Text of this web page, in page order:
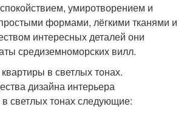
умиротворением и
формами, лёгкими тканями и
интересных деталей они
средиземноморских вилл.